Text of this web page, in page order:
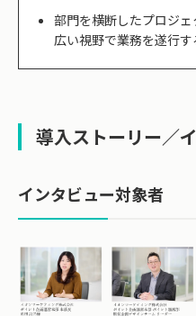
部門を横断したプロジ
広い視野で業務を遂行
導入ストーリー／
インタビュー対象者